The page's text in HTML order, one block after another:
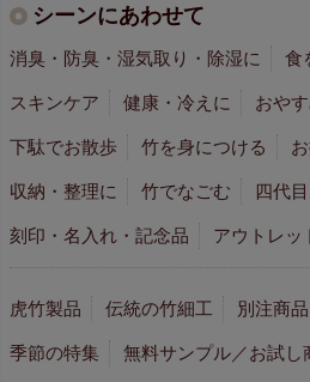
シーンにあわせて
消臭・防臭・湿気取り・除湿に 食
スキンケア 健康・冷えに おや
下駄でお散歩 竹を身につける
収納・整理に 竹でなごむ 四代
刻印・名入れ・記念品 アウトレッ
虎竹製品 伝統の竹細工 別注商品
季節の特集 無料サンプル／お試し